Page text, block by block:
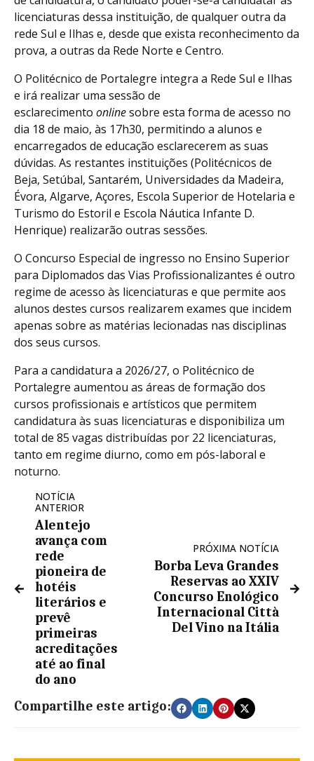
licenciaturas dessa instituição, de qualquer outra da
rede Sul e Ilhas e, desde que exista reconhecimento da
prova, a outras da Rede Norte e Centro.
O Politécnico de Portalegre integra a Rede Sul e Ilhas
e irá realizar uma sessão de
esclarecimento onlinesobre esta forma de acesso no
dia 18 de maio, às 17h30, permitindo a alunos e
encarregados de educação esclarecerem as suas
dúvidas. As restantes instituições (Politécnicos de
Beja, Setúbal, Santarém, Universidades da Madeira,
Évora, Algarve, Açores, Escola Superior de Hotelaria e
Turismo do Estoril e Escola Náutica Infante D.
Henrique) realizarão outras sessões.
O Concurso Especial de ingresso no Ensino Superior
para Diplomados das Vias Profissionalizantes é outro
regime de acesso às licenciaturas e que permite aos
alunos destes cursos realizarem exames que incidem
apenas sobre as matérias lecionadas nas disciplinas
dos seus cursos.
Para a candidatura a 2026/27, o Politécnico de
Portalegre aumentou as áreas de formação dos
cursos profissionais e artísticos que permitem
candidatura às suas licenciaturas e disponibiliza um
total de 85 vagas distribuídas por 22 licenciaturas,
tanto em regime diurno, como em pós-laboral e
noturno.
NOTÍCIA
ANTERIOR
Alentejo
avança com
rede
pioneira de
hotéis
literários e
prevê
primeiras
acreditações
até ao final
do ano
PRÓXIMA NOTÍCIA
Borba Leva Grandes
Reservas ao XXIV
Concurso Enológico
Internacional Città
Del Vino na Itália
Compartilhe este artigo: